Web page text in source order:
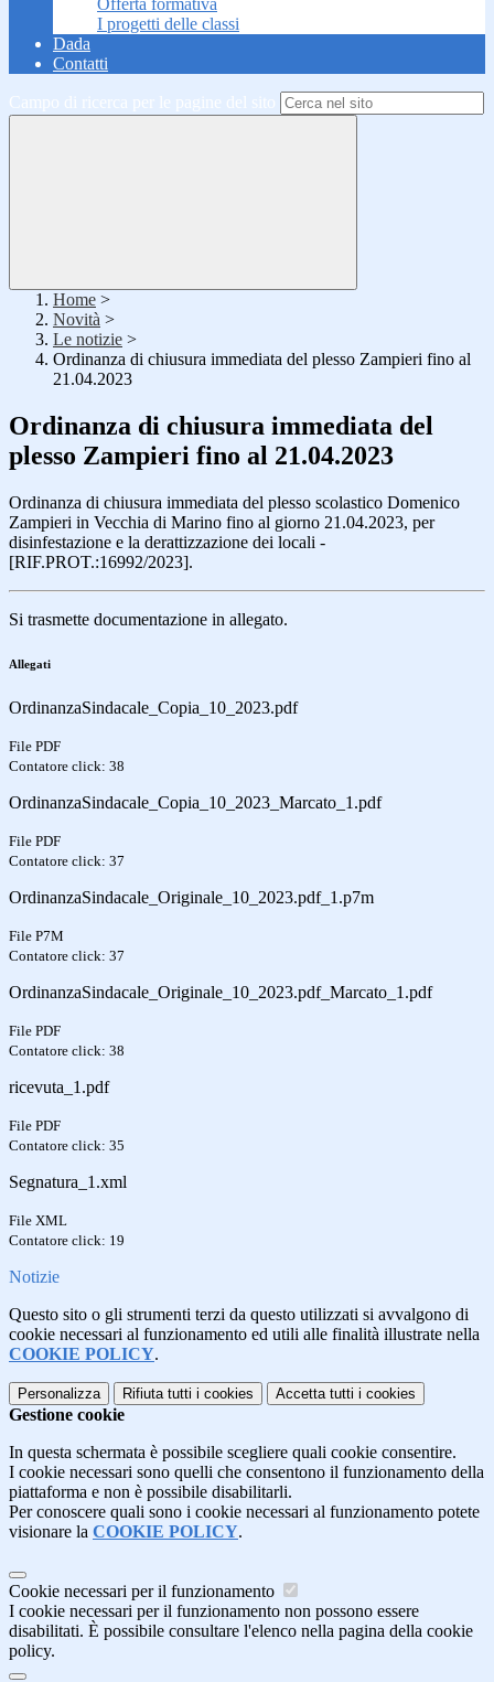
Offerta formativa
I progetti delle classi
Dada
Contatti
Campo di ricerca per le pagine del sito
Home >
Novità >
Le notizie >
Ordinanza di chiusura immediata del plesso Zampieri fino al
21.04.2023
Ordinanza di chiusura immediata del
plesso Zampieri fino al 21.04.2023
Ordinanza di chiusura immediata del plesso scolastico Domenico
Zampieri in Vecchia di Marino fino al giorno 21.04.2023, per
disinfestazione e la derattizzazione dei locali -
[RIF.PROT.:16992/2023].
Si trasmette documentazione in allegato.
Allegati
OrdinanzaSindacale_Copia_10_2023.pdf
File PDF
Contatore click: 38
OrdinanzaSindacale_Copia_10_2023_Marcato_1.pdf
File PDF
Contatore click: 37
OrdinanzaSindacale_Originale_10_2023.pdf_1.p7m
File P7M
Contatore click: 37
OrdinanzaSindacale_Originale_10_2023.pdf_Marcato_1.pdf
File PDF
Contatore click: 38
ricevuta_1.pdf
File PDF
Contatore click: 35
Segnatura_1.xml
File XML
Contatore click: 19
Notizie
Questo sito o gli strumenti terzi da questo utilizzati si avvalgono di
cookie necessari al funzionamento ed utili alle finalità illustrate nella
COOKIE POLICY.
Personalizza Rifiuta tutti i cookies Accetta tutti i cookies
Gestione cookie
In questa schermata è possibile scegliere quali cookie consentire.
I cookie necessari sono quelli che consentono il funzionamento della
piattaforma e non è possibile disabilitarli.
Per conoscere quali sono i cookie necessari al funzionamento potete
visionare la COOKIE POLICY.
Cookie necessari per il funzionamento
I cookie necessari per il funzionamento non possono essere
disabilitati. È possibile consultare l'elenco nella pagina della cookie
policy.